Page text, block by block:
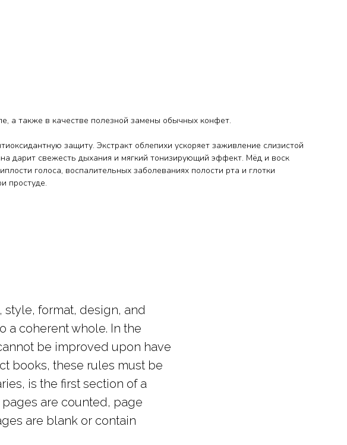
а также в качестве полезной замены обычных конфет.
защиту. Экстракт облепихи ускоряет заживление слизистой
дарит свежесть дыхания и мягкий тонизирующий эффект. Мёд и воск
голоса, воспалительных заболеваниях полости рта и глотки
простуде.
format, design, and
a coherent whole. In the
be improved upon have
books, these rules must be
is the first section of a
are counted, page
are blank or contain